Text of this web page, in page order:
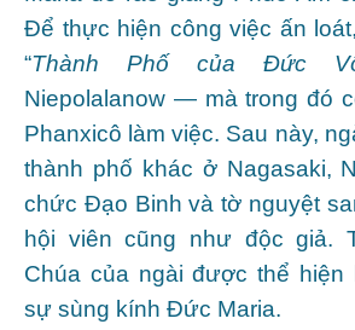
Ðể thực hiện công việc ấn
“Thành Phố của Ðức
Niepolalanow — mà trong đó
Phanxicô làm việc. Sau này,
thành phố khác ở Nagasaki,
chức Ðạo Binh và tờ nguyệt
hội viên cũng như độc giả.
Chúa của ngài được thể hiện
sự sùng kính Ðức Maria.